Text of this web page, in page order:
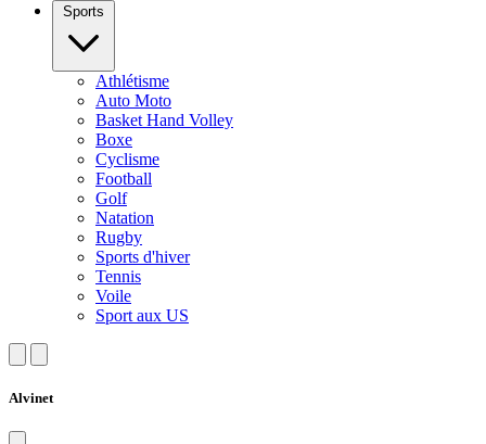
Sports
Athlétisme
Auto Moto
Basket Hand Volley
Boxe
Cyclisme
Football
Golf
Natation
Rugby
Sports d'hiver
Tennis
Voile
Sport aux US
Alvinet